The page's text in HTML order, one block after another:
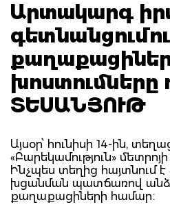
Արտակարգ
ՏԵՍԱՆՅՈՒԹ
Այսօր՝ հունիսի 14-ին,
«Բարեկամություն»
Ինչպես տեղից հայտնում
խցանման պատճառով
քաղաքացիների համար։